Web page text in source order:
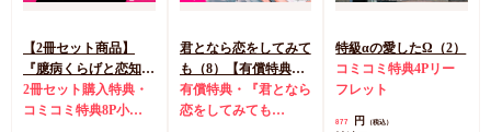
【2冊セット商品】
『臆病くらげと恋知ら
ず【有償】+柴崎さん
のケモノみち【有
2冊セット購入特典・
コミコミ特典8P小冊
君となら恋をしてみて
も（8）【有償特典・
学生証風カード2枚セ
ット】
有償特典・『君となら
恋をしてみても
特級αの愛したΩ（2）
コミコミ特典4Pリー
フレット
877 円 （税込）